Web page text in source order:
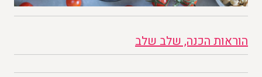
הוראות הכנה, שלב שלב